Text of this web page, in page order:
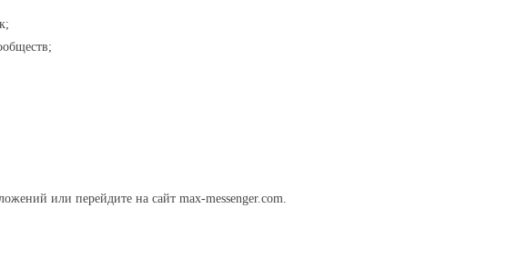
или перейдите на сайт max‑messenger.com.